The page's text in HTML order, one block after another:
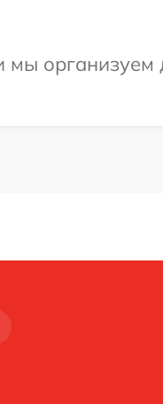
организуем